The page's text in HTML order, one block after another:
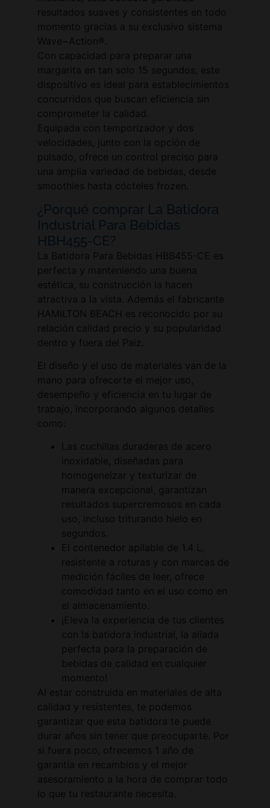
resultados suaves y consistentes en todo
momento gracias a su exclusivo sistema
Wave~Action®.
Con capacidad para preparar una
margarita en tan solo 15 segundos, este
dispositivo es ideal para establecimientos
concurridos que buscan eficiencia sin
comprometer la calidad.
Equipada con temporizador y dos
velocidades, junto con la opción de
pulsado, ofrece un control preciso para
una amplia variedad de bebidas, desde
smoothies hasta cócteles frozen.
¿Porqué comprar La Batidora
Industrial Para Bebidas
HBH455-CE?
La Batidora Para Bebidas HBB455-CE es
perfecta y manteniendo una buena
estética, su construcción la hacen
atractiva a la vista. Además el fabricante
HAMILTON BEACH es reconocido por su
relación calidad precio y su popularidad
dentro y fuera del Paiz.
El diseño y el uso de materiales van de la
mano para ofrecerte el mejor uso,
desempeño y eficiencia en tu lugar de
trabajo, incorporando algunos detalles
como:
Las cuchillas duraderas de acero
inoxidable, diseñadas para
homogeneizar y texturizar de
manera excepcional, garantizan
resultados supercremosos en cada
uso, incluso triturando hielo en
segundos.
El contenedor apilable de 1.4 L,
resistente a roturas y con marcas de
medición fáciles de leer, ofrece
comodidad tanto en el uso como en
el almacenamiento.
¡Eleva la experiencia de tus clientes
con la batidora industrial, la aliada
perfecta para la preparación de
bebidas de calidad en cualquier
momento!
Al estar construida en materiales de alta
calidad y resistentes, te podemos
garantizar que esta batidora te puede
durar años sin tener que preocuparte. Por
si fuera poco, ofrecemos 1 año de
garantía en recambios y el mejor
asesoramiento a la hora de comprar todo
lo que tu restaurante necesita.